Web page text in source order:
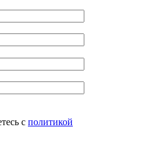
с политикой